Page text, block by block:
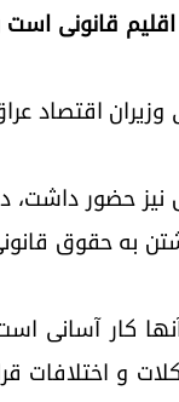
یک اقلیم قانونی
وزیران اقتصاد
حضور داشت،
به حقوق
کار آسانی
و اختلافات